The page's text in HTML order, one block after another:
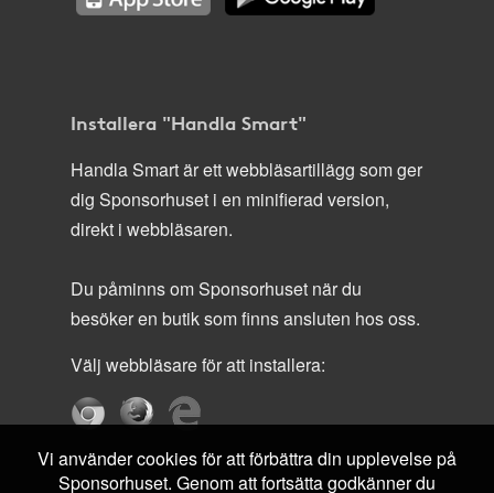
Installera "Handla Smart"
Handla Smart är ett webbläsartillägg som ger
dig Sponsorhuset i en minifierad version,
direkt i webbläsaren.
Du påminns om Sponsorhuset när du
besöker en butik som finns ansluten hos oss.
Välj webbläsare för att installera:
Vi använder cookies för att förbättra din upplevelse på
Sponsorhuset. Genom att fortsätta godkänner du